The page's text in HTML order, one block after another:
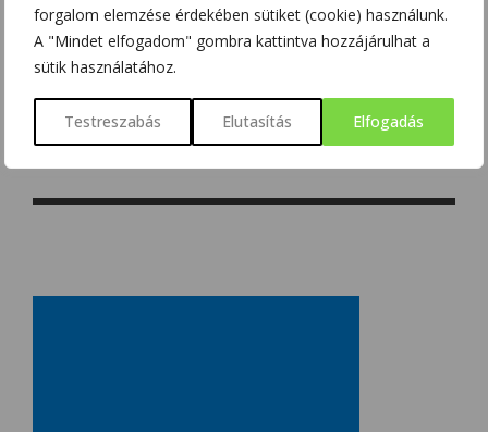
forgalom elemzése érdekében sütiket (cookie) használunk.
A "Mindet elfogadom" gombra kattintva hozzájárulhat a
sütik használatához.
Testreszabás Elutasítás Elfogadás
A LEKOPOGÁS BABONÁJA
SZOBOSZLAI KRISZTINA 2018/03/15